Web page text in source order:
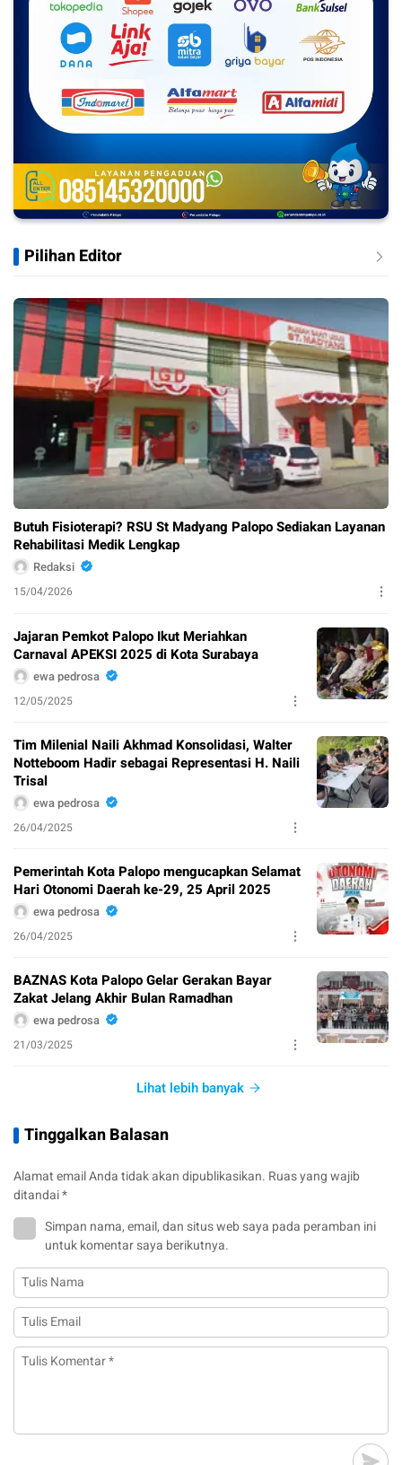
Pilihan Editor
Butuh Fisioterapi? RSU St Madyang Palopo Sediakan Layanan
Rehabilitasi Medik Lengkap
Redaksi
15/04/2026
Jajaran Pemkot Palopo Ikut Meriahkan
Carnaval APEKSI 2025 di Kota Surabaya
ewa pedrosa
12/05/2025
Tim Milenial Naili Akhmad Konsolidasi, Walter
Notteboom Hadir sebagai Representasi H. Naili
Trisal
ewa pedrosa
26/04/2025
Pemerintah Kota Palopo mengucapkan Selamat
Hari Otonomi Daerah ke-29, 25 April 2025
ewa pedrosa
26/04/2025
BAZNAS Kota Palopo Gelar Gerakan Bayar
Zakat Jelang Akhir Bulan Ramadhan
ewa pedrosa
21/03/2025
Lihat lebih banyak
Tinggalkan Balasan
Alamat email Anda tidak akan dipublikasikan. Ruas yang wajib
ditandai*
Simpan nama, email, dan situs web saya pada peramban ini
untuk komentar saya berikutnya.